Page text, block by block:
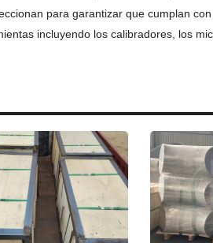
para garantizar que cumplan
incluyendo los calibradores, los